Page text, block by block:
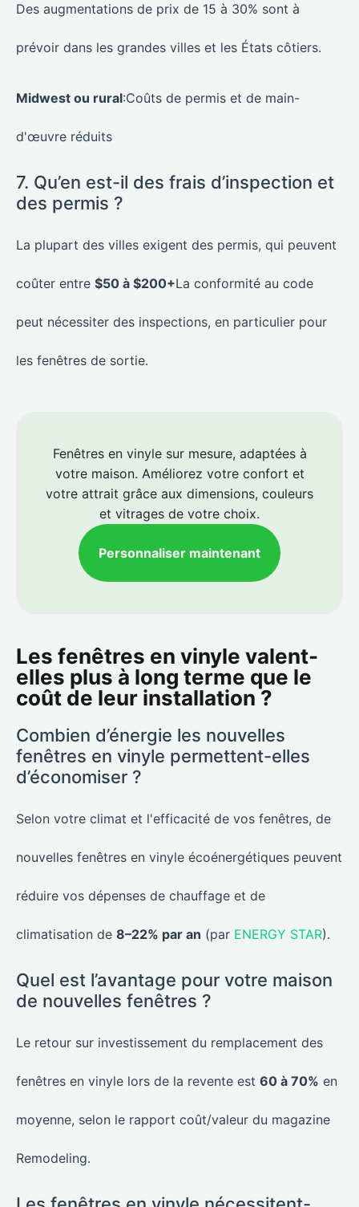
Des augmentations de prix de 15 à 30% sont à
prévoir dans les grandes villes et les États côtiers.
Midwest ou rural:Coûts de permis et de main-
d'œuvre réduits
7. Qu’en est-il des frais d’inspection et
des permis ?
La plupart des villes exigent des permis, qui peuvent
coûter entre $50 à $200+La conformité au code
peut nécessiter des inspections, en particulier pour
les fenêtres de sortie.
Fenêtres en vinyle sur mesure, adaptées à
votre maison. Améliorez votre confort et
votre attrait grâce aux dimensions, couleurs
et vitrages de votre choix.
Personnaliser maintenant
Les fenêtres en vinyle valent-
elles plus à long terme que le
coût de leur installation ?
Combien d’énergie les nouvelles
fenêtres en vinyle permettent-elles
d’économiser ?
Selon votre climat et l'efficacité de vos fenêtres, de
nouvelles fenêtres en vinyle écoénergétiques peuvent
réduire vos dépenses de chauffage et de
climatisation de 8–22% par an (par ENERGY STAR).
Quel est l’avantage pour votre maison
de nouvelles fenêtres ?
Le retour sur investissement du remplacement des
fenêtres en vinyle lors de la revente est 60 à 70% en
moyenne, selon le rapport coût/valeur du magazine
Remodeling.